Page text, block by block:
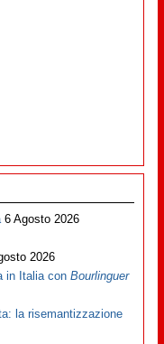
6 Agosto 2026
2026
in Italia conBourlinguer
la risemantizzazione